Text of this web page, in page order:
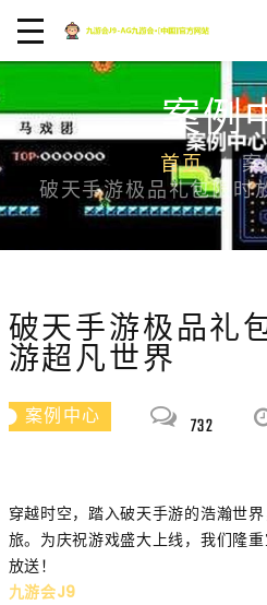
案例
首页
破天手游极品礼包限时
破天手游极品礼
游超凡世界
案例中心 732
穿越时空，踏入破天手游的浩瀚世
旅。为庆祝游戏盛大上线，我们隆
放送！
九游会J9